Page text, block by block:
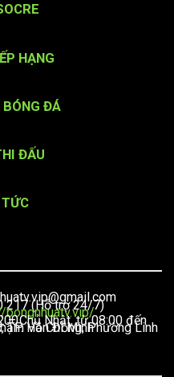
HẠNG
BÓNG ĐÁ
ĐẤU
217 (Hỗ trợ 24/7)
bongnhuatv.vip/
từ 08:00 đến 23:00
TP. Thủ Đức, TP. Hồ Chí Minh